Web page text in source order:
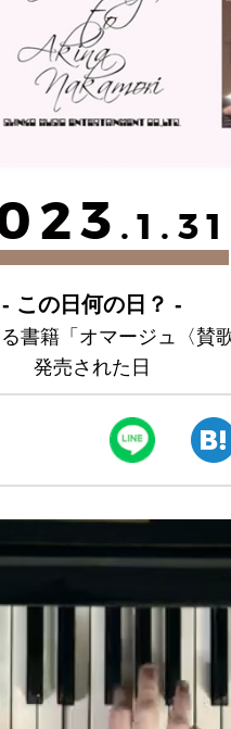
.1.31
- この日何の日？ -
書籍「オマージュ〈賛
発売された日